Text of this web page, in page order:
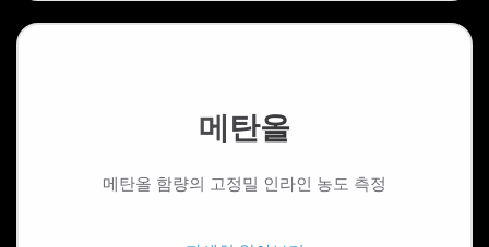
메탄올
메탄올 함량의 고정밀 인라인 농도 측정